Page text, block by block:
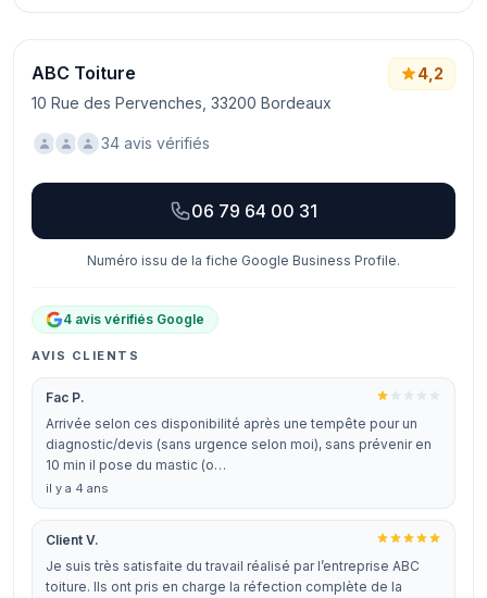
ABC Toiture
10 Rue des Pervenches, 33200 Bordeaux
4,2
34 avis vérifiés
06 79 64 00 31
Numéro issu de la fiche Google Business Profile.
4 avis vérifiés Google
AVIS CLIENTS
Fac P.
Arrivée selon ces disponibilité après une tempête pour un
diagnostic/devis (sans urgence selon moi), sans prévenir en
10 min il pose du mastic (o…
il y a 4 ans
Client V.
Je suis très satisfaite du travail réalisé par l’entreprise ABC
toiture. Ils ont pris en charge la réfection complète de la